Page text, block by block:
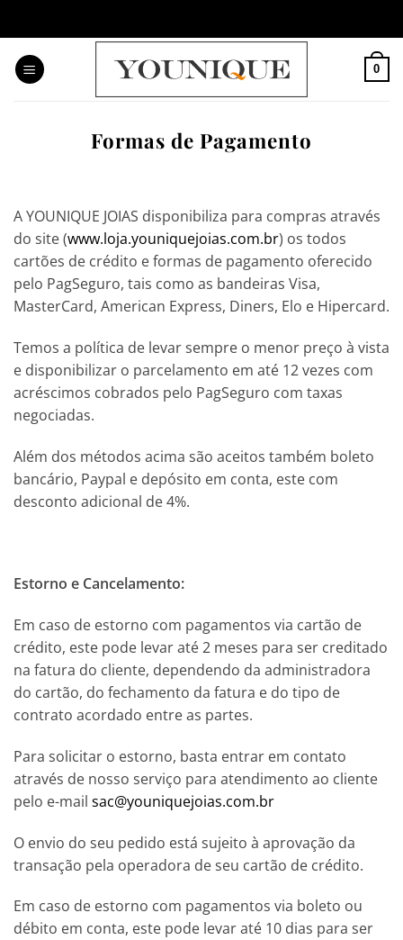
content
0
Formas de Pagamento
A YOUNIQUE JOIAS disponibiliza para compras através
do site (www.loja.youniquejoias.com.br) os todos
cartões de crédito e formas de pagamento oferecido
pelo PagSeguro, tais como as bandeiras Visa,
MasterCard, American Express, Diners, Elo e Hipercard.
Temos a política de levar sempre o menor preço à vista
e disponibilizar o parcelamento em até 12 vezes com
acréscimos cobrados pelo PagSeguro com taxas
negociadas.
Além dos métodos acima são aceitos também boleto
bancário, Paypal e depósito em conta, este com
desconto adicional de 4%.
Estorno e Cancelamento:
Em caso de estorno com pagamentos via cartão de
crédito, este pode levar até 2 meses para ser creditado
na fatura do cliente, dependendo da administradora
do cartão, do fechamento da fatura e do tipo de
contrato acordado entre as partes.
Para solicitar o estorno, basta entrar em contato
através de nosso serviço para atendimento ao cliente
pelo e-mail sac@youniquejoias.com.br
O envio do seu pedido está sujeito à aprovação da
transação pela operadora de seu cartão de crédito.
Em caso de estorno com pagamentos via boleto ou
débito em conta, este pode levar até 10 dias para ser